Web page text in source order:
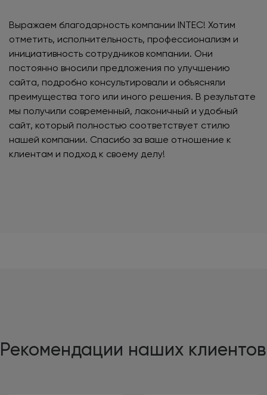
Выражаем благодарность компании INTEC! Хотим
отметить, исполнительность, профессионализм и
инициативность сотрудников компании. Они
постоянно вносили предложения по улучшению
сайта, подробно консультировали и объясняли
преимущества того или иного решения. В результате
мы получили современный, лаконичный и удобный
сайт, который полностью соответствует стилю
нашей компании. Спасибо за ваше отношение к
клиентам и подход к своему делу!
Рекомендации наших клиентов